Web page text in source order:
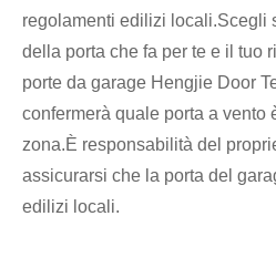
regolamenti edilizi locali.Scegli
della porta che fa per te e il tuo
porte da garage Hengjie Door
confermerà quale porta a vento
zona.È responsabilità del
assicurarsi che la porta del
edilizi locali.